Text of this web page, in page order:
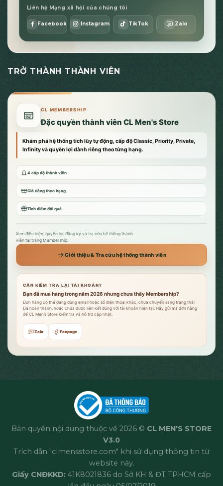
Liên hệ Mạng xã hội của chúng tôi
Facebook Instagram TikTok Zalo
TRỞ THÀNH THÀNH VIÊN
CL MEMBERSHIP
Đặc quyền thành viên CL Men's Store
Khám phá hệ thống tích lũy tự động, cấp độ Classic, Priority, Private,
Infinity và quyền lợi dành riêng theo từng hạng.
4 cấp độ thành viên
Giá riêng theo hạng
Tích điểm đổi quà
Xem điều kiện, quyền lợi, đăng ký và tra cứu hệ thống thành
viên tại trang Membership.
Giới thiệu & Tra cứu hệ thống thành viên
CẦN KIỂM TRA LẠI TÀI KHOẢN?
Bạn đã mua hàng trong năm 2026 nhưng chưa thấy Membership?
Đơn hàng có thể đang dùng email hoặc số điện thoại khác, chưa chuyển sang trạng thái
Đã hoàn thành, hoặc chưa được liên kết đúng với tài khoản hiện tại. Hãy gửi mã đơn hàng
để CL Men’s Store kiểm tra và hỗ trợ cập nhật.
Zalo Fanpage
Bản quyền nội dung thuộc về 2026 © CL MEN'S STORE
V3.0
Trích dẫn "clmensstore.com" khi sử dụng thông tin từ
website này.
Giấy CNĐKKD: 41K8021836 do Sở KH & ĐT TPHCM cấp